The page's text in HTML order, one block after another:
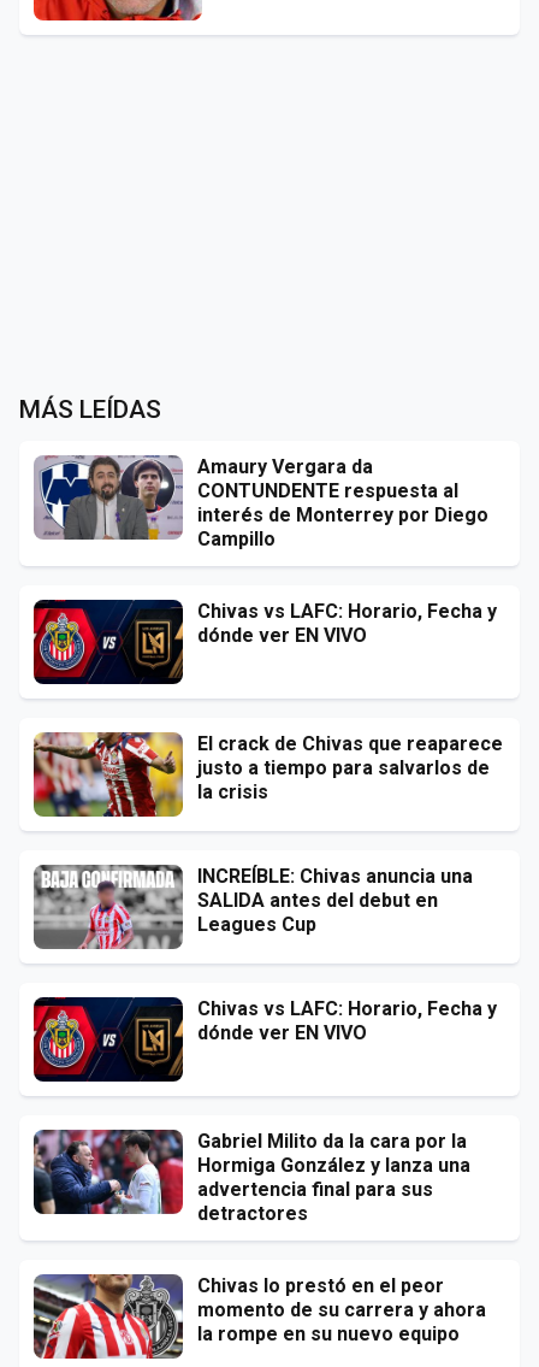
MÁS LEÍDAS
Amaury Vergara da
CONTUNDENTE respuesta al
interés de Monterrey por Diego
Campillo
Chivas vs LAFC: Horario, Fecha y
dónde ver EN VIVO
El crack de Chivas que reaparece
justo a tiempo para salvarlos de
la crisis
INCREÍBLE: Chivas anuncia una
SALIDA antes del debut en
Leagues Cup
Chivas vs LAFC: Horario, Fecha y
dónde ver EN VIVO
Gabriel Milito da la cara por la
Hormiga González y lanza una
advertencia final para sus
detractores
Chivas lo prestó en el peor
momento de su carrera y ahora
la rompe en su nuevo equipo